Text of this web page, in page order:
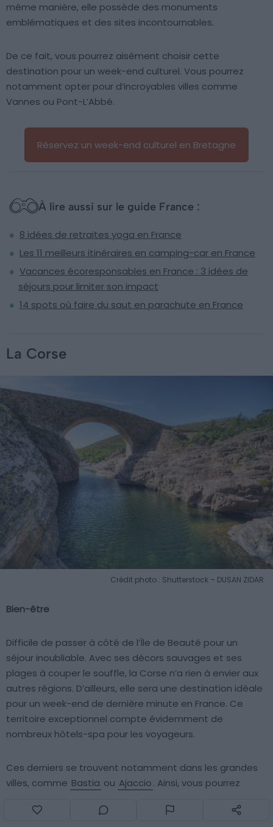
même manière, elle possède des monuments
emblématiques et des sites incontournables.
De ce fait, vous pourrez aisément choisir cette
destination pour un week-end culturel. Vous pourrez
notamment opter pour d’incroyables villes comme
Vannes ou Pont-L’Abbé.
Réservez un week-end culturel en Bretagne
À lire aussi sur le guide France :
8 idées de retraites yoga en France
Les 11 meilleurs itinéraires en camping-car en France
Vacances écoresponsables en France : 3 idées de
séjours pour limiter son impact
14 spots où faire du saut en parachute en France
La Corse
Crédit photo : Shutterstock – DUSAN ZIDAR
Bien-être
Difficile de passer à côté de l’Île de Beauté pour un
séjour inoubliable. Avec ses décors sauvages et ses
plages à couper le souffle, la Corse n’a rien à envier aux
autres régions. D’ailleurs, elle sera une destination idéale
pour un week-end de dernière minute en France. Ce
territoire exceptionnel compte évidemment de
nombreux hôtels-spa pour les voyageurs.
Ces derniers se trouvent notamment dans les grandes
villes, comme Bastia ou Ajaccio. Ainsi, vous pourrez
relaxant. N’oubliez tout de même pas d’en profiter pour